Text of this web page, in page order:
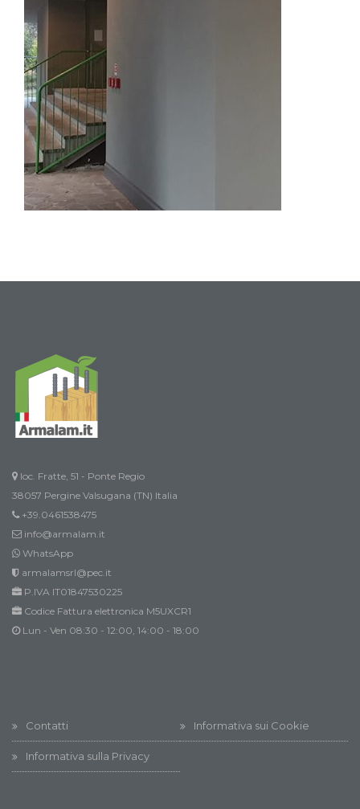
loc. Fratte, 51 - Ponte Regio
38057 Pergine Valsugana (TN) Italia
+39.0461538475
info@armalam.it
WhatsApp
armalamsrl@pec.it
P.IVA IT01847530225
Codice Fattura elettronica M5UXCR1
Lun - Ven 08:30 - 12:00, 14:00 - 18:00
Contatti Informativa sui Cookie
Informativa sulla Privacy